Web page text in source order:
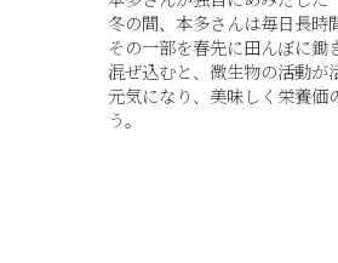
冬の間、本多さんは毎日長時
その一部を春先に田んぼに鋤
混ぜ込むと、微生物の活動が
元気になり、美味しく栄養価
う。